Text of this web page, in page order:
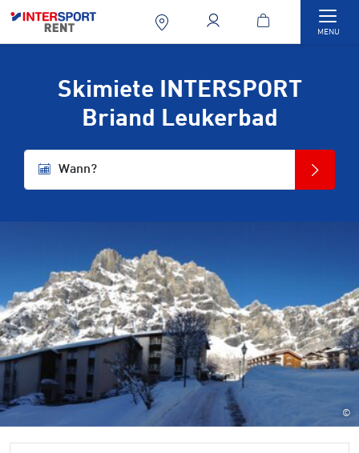
MENU
Skimiete INTERSPORT
Briand Leukerbad
Wann?
©